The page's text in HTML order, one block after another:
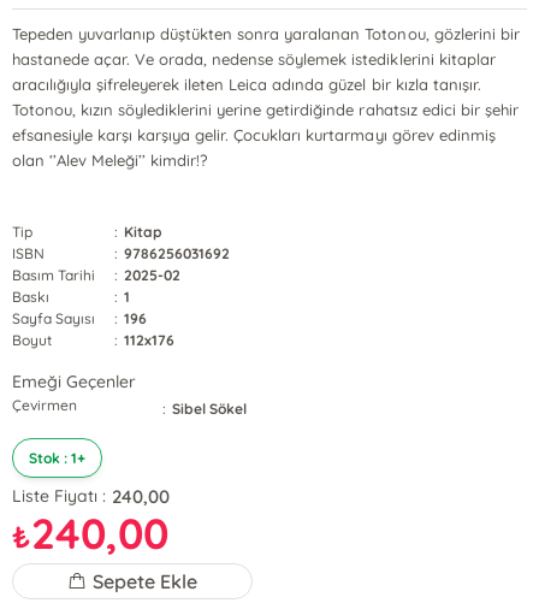
Tepeden yuvarlanıp düştükten sonra yaralanan Totonou, gözlerini bir
hastanede açar. Ve orada, nedense söylemek istediklerini kitaplar
aracılığıyla şifreleyerek ileten Leica adında güzel bir kızla tanışır.
Totonou, kızın söylediklerini yerine getirdiğinde rahatsız edici bir şehir
efsanesiyle karşı karşıya gelir. Çocukları kurtarmayı görev edinmiş
olan ‘’Alev Meleği’’ kimdir!?
Tip : Kitap
ISBN
: 9786256031692
Basım Tarihi
: 2025-02
Baskı
: 1
Sayfa Sayısı
: 196
Boyut
: 112x176
Emeği Geçenler
Çevirmen : Sibel Sökel
Stok : 1+
Liste Fiyatı : 240,00
₺240,00
Sepete Ekle